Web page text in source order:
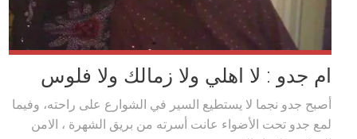
ام جدو : لا اهلي ولا زمالك ولا فلوس
أصبح جدو نجما لا يستطيع السير في الشوارع على راحته، وفيما
لمع جدو تحت الأضواء عانت أسرته من بريق الشهرة ، الامن